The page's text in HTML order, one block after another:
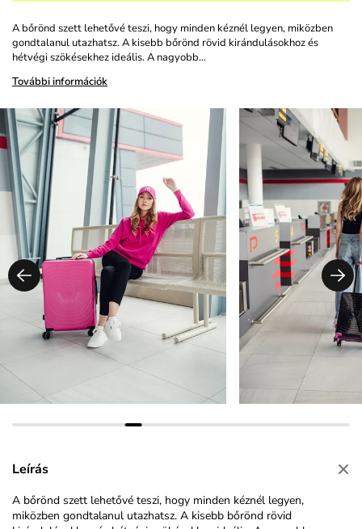
A bőrönd szett lehetővé teszi, hogy minden kéznél legyen, miközben
gondtalanul utazhatsz. A kisebb bőrönd rövid kirándulásokhoz és
hétvégi szökésekhez ideális. A nagyobb…
További információk
Leírás
A bőrönd szett lehetővé teszi, hogy minden kéznél legyen,
miközben gondtalanul utazhatsz. A kisebb bőrönd rövid